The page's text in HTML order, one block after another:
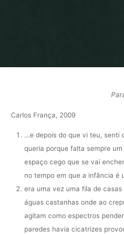
Carlos França, 2009
…e depois do que vi teu, senti
queria porque falta sempre
espaço cego que se vai
no tempo em que a infância é
era uma vez uma fila de
águas castanhas onde ao
agitam como espectros
paredes havia cicatrizes